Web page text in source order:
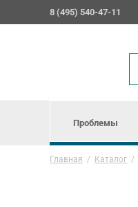
8 (495) 540-47-11
Проблемы
Главная / Каталог /